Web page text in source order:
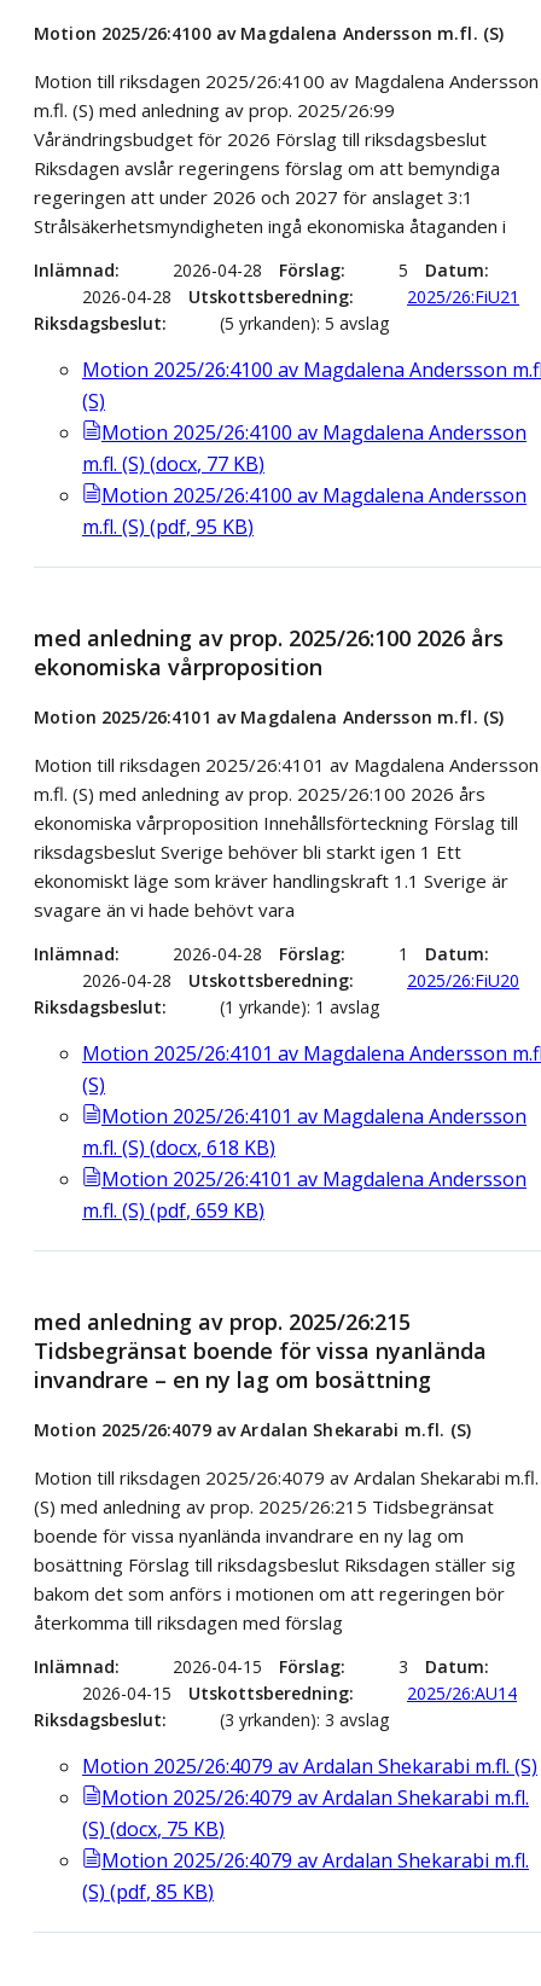
Motion 2025/26:4100 av Magdalena Andersson m.fl. (S)
Motion till riksdagen 2025/26:4100 av Magdalena Andersson
m.fl. (S) med anledning av prop. 2025/26:99
Vårändringsbudget för 2026 Förslag till riksdagsbeslut
Riksdagen avslår regeringens förslag om att bemyndiga
regeringen att under 2026 och 2027 för anslaget 3:1
Strålsäkerhetsmyndigheten ingå ekonomiska åtaganden i
Inlämnad 2026-04-28 Förslag 5
Datum
2026-04-28
Utskottsberedning
2025/26:FiU21
Riksdagsbeslut
(5 yrkanden): 5 avslag
Motion 2025/26:4100 av Magdalena Andersson
(S)
Motion 2025/26:4100 av Magdalena Andersson
m.fl. (S) (docx, 77 KB)
Motion 2025/26:4100 av Magdalena Andersson
m.fl. (S) (pdf, 95 KB)
med anledning av prop. 2025/26:100 2026 års
ekonomiska vårproposition
Motion 2025/26:4101 av Magdalena Andersson m.fl. (S)
Motion till riksdagen 2025/26:4101 av Magdalena Andersson
m.fl. (S) med anledning av prop. 2025/26:100 2026 års
ekonomiska vårproposition Innehållsförteckning Förslag till
riksdagsbeslut Sverige behöver bli starkt igen 1 Ett
ekonomiskt läge som kräver handlingskraft 1.1 Sverige är
svagare än vi hade behövt vara
Inlämnad 2026-04-28 Förslag 1
Datum
2026-04-28
Utskottsberedning
2025/26:FiU20
Riksdagsbeslut
(1 yrkande): 1 avslag
Motion 2025/26:4101 av Magdalena Andersson
(S)
Motion 2025/26:4101 av Magdalena Andersson
m.fl. (S) (docx, 618 KB)
Motion 2025/26:4101 av Magdalena Andersson
m.fl. (S) (pdf, 659 KB)
med anledning av prop. 2025/26:215
Tidsbegränsat boende för vissa nyanlända
invandrare – en ny lag om bosättning
Motion 2025/26:4079 av Ardalan Shekarabi m.fl. (S)
Motion till riksdagen 2025/26:4079 av Ardalan Shekarabi m.fl.
(S) med anledning av prop. 2025/26:215 Tidsbegränsat
boende för vissa nyanlända invandrare en ny lag om
bosättning Förslag till riksdagsbeslut Riksdagen ställer sig
bakom det som anförs i motionen om att regeringen bör
återkomma till riksdagen med förslag
Inlämnad 2026-04-15 Förslag 3
Datum
2026-04-15
Utskottsberedning
2025/26:AU14
Riksdagsbeslut
(3 yrkanden): 3 avslag
Motion 2025/26:4079 av Ardalan Shekarabi m.fl. (S)
Motion 2025/26:4079 av Ardalan Shekarabi m.fl.
(S) (docx, 75 KB)
Motion 2025/26:4079 av Ardalan Shekarabi m.fl.
(S) (pdf, 85 KB)